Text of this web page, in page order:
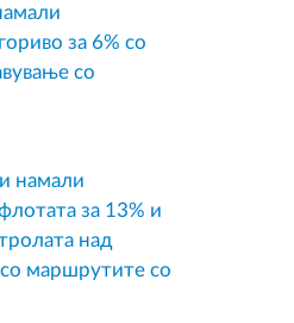
за 6% со
со
намали
за 13% и
над
со маршрутите со